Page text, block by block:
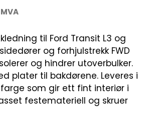
til Ford Transit L3 og
og forhjulstrekk FWD
og hindrer utoverbulker.
plater til bakdørene. Leveres i
som gir ett fint interiør i
festemateriell og skruer